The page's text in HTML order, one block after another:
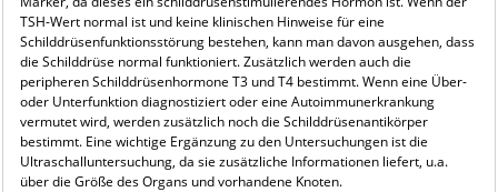
TSH-Wert normal ist und keine klinischen Hinweise für eine
Schilddrüsenfunktionsstörung bestehen, kann man davon ausgehen, dass
die Schilddrüse normal funktioniert. Zusätzlich werden auch die
peripheren Schilddrüsenhormone T3 und T4 bestimmt. Wenn eine Über-
oder Unterfunktion diagnostiziert oder eine Autoimmunerkrankung
vermutet wird, werden zusätzlich noch die Schilddrüsenantikörper
bestimmt. Eine wichtige Ergänzung zu den Untersuchungen ist die
Ultraschalluntersuchung, da sie zusätzliche Informationen liefert, u.a.
über die Größe des Organs und vorhandene Knoten.